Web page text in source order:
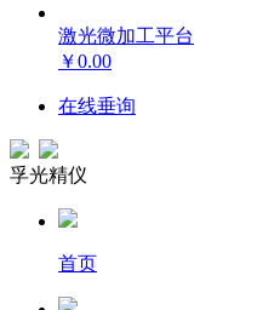
激光微加工平台
￥0.00
在线垂询
孚光精仪
首页